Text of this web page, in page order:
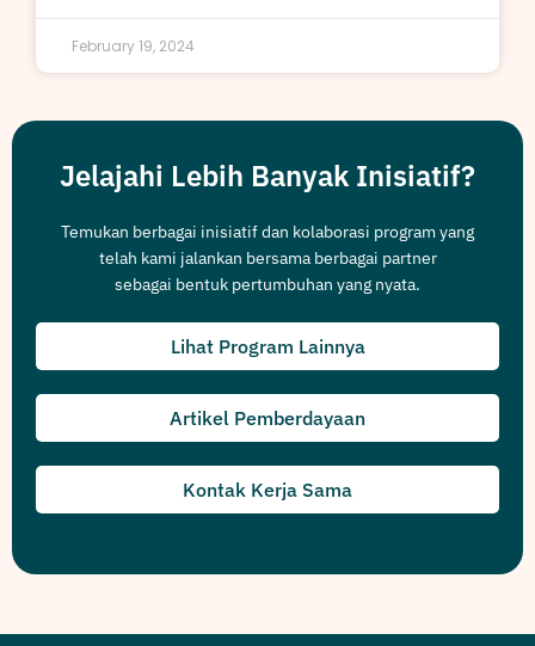
February 19, 2024
Jelajahi Lebih Banyak Inisiatif?
Temukan berbagai inisiatif dan kolaborasi program yang
telah kami jalankan bersama berbagai partner
sebagai bentuk pertumbuhan yang nyata.
Lihat Program Lainnya
Artikel Pemberdayaan
Kontak Kerja Sama